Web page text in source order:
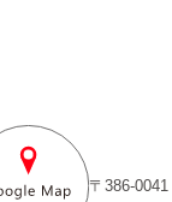
〒386-0041